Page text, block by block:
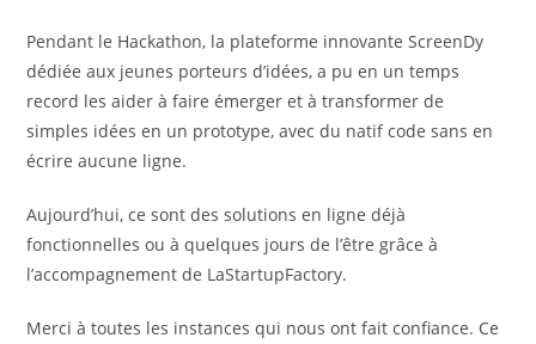
Pendant le Hackathon, la plateforme innovante ScreenDy
dédiée aux jeunes porteurs d’idées, a pu en un temps
record les aider à faire émerger et à transformer de
simples idées en un prototype, avec du natif code sans en
écrire aucune ligne.
Aujourd’hui, ce sont des solutions en ligne déjà
fonctionnelles ou à quelques jours de l’être grâce à
l’accompagnement de LaStartupFactory.
Merci à toutes les instances qui nous ont fait confiance. Ce